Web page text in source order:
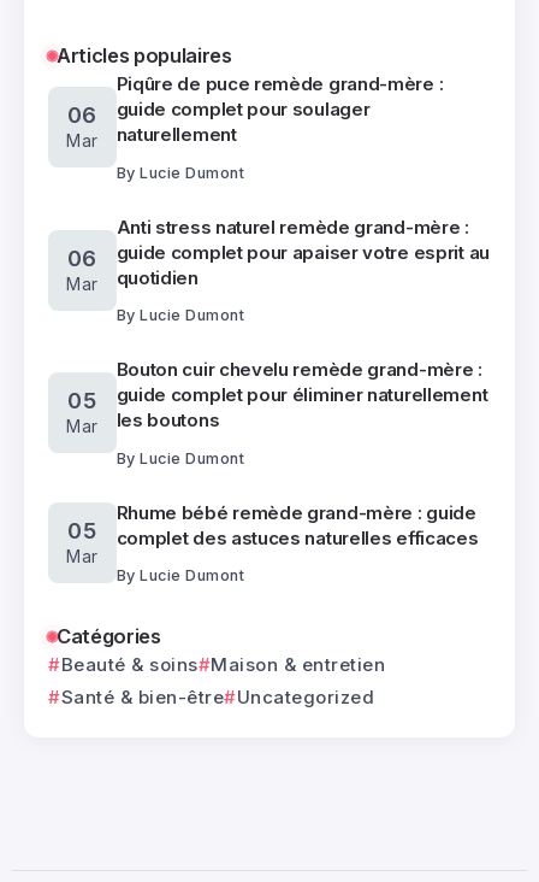
Articles populaires
06
Mar
Piqûre de puce remède grand-mère :
guide complet pour soulager
naturellement
By Lucie Dumont
06
Mar
Anti stress naturel remède grand-mère :
guide complet pour apaiser votre esprit au
quotidien
By Lucie Dumont
05
Mar
Bouton cuir chevelu remède grand-mère :
guide complet pour éliminer naturellement
les boutons
By Lucie Dumont
05
Mar
Rhume bébé remède grand-mère : guide
complet des astuces naturelles efficaces
By Lucie Dumont
Catégories
Beauté & soins
Maison & entretien
Santé & bien-être
Uncategorized